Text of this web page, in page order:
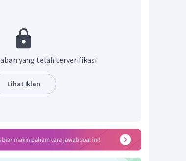
atas tiga lensa eembung, yaitu lensa
lensa okuler. Pada kasus mata tidak
b ++4fp + f
cm
objektif ke lensa okuler harus dibuat
yang telah terverifikasi
Lihat Iklan